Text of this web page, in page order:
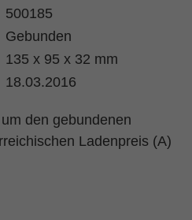
500185
Gebunden
135 x 95 x 32 mm
18.03.2016
den gebundenen
Ladenpreis (A)